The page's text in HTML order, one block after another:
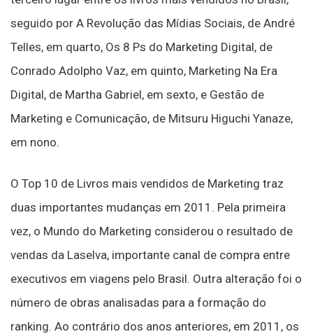
seguido por A Revolução das Mídias Sociais, de André
Telles, em quarto, Os 8 Ps do Marketing Digital, de
Conrado Adolpho Vaz, em quinto, Marketing Na Era
Digital, de Martha Gabriel, em sexto, e Gestão de
Marketing e Comunicação, de Mitsuru Higuchi Yanaze,
em nono.
O Top 10 de Livros mais vendidos de Marketing traz
duas importantes mudanças em 2011. Pela primeira
vez, o Mundo do Marketing considerou o resultado de
vendas da Laselva, importante canal de compra entre
executivos em viagens pelo Brasil. Outra alteração foi o
número de obras analisadas para a formação do
ranking. Ao contrário dos anos anteriores, em 2011, os